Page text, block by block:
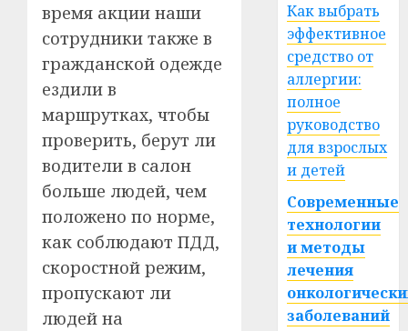
время акции наши
сотрудники также в
гражданской одежде
ездили в
маршрутках, чтобы
проверить, берут ли
водители в салон
больше людей, чем
положено по норме,
как соблюдают ПДД,
скоростной режим,
пропускают ли
людей на
Как выбрать
эффективное
средство от
аллергии:
полное
руководство
для взрослых
и детей
Современные
технологии
и методы
лечения
заболеваний